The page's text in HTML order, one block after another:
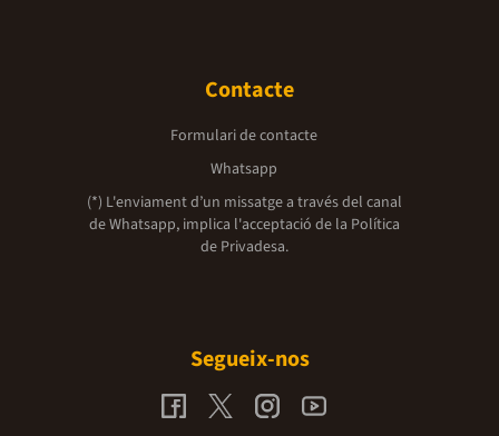
Contacte
Formulari de contacte
Whatsapp
(*) L'enviament d’un missatge a través del canal
de Whatsapp, implica l'acceptació de la Política
de Privadesa.
Segueix-nos